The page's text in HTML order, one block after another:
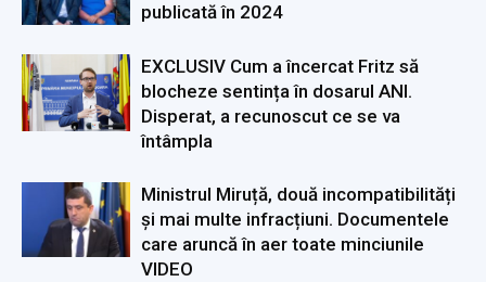
publicată în 2024
EXCLUSIV Cum a încercat Fritz să
blocheze sentința în dosarul ANI.
Disperat, a recunoscut ce se va
întâmpla
Ministrul Miruță, două incompatibilități
și mai multe infracțiuni. Documentele
care aruncă în aer toate minciunile
VIDEO